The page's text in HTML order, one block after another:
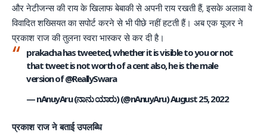
और नेटीजन्स की राय के खिलाफ बेबाकी से अपनी राय रखती हैं, इसके अलावा वे
विवादित शख्सियत का सपोर्ट करने से भी पीछे नहीं हटती हैं। अब एक यूजर ने
प्रकाश राज की तुलना स्वरा भास्कर से कर दी है।
prakacha has tweeted, whether it is visible to you or not
that tweet is not worth of a cent also, he is the male
version of@ReallySwara
— nAnuyAru (ನಾನು ಯಾರು) (@nAnuyAru)August 25, 2022
प्रकाश राज ने बताई उपलब्धि